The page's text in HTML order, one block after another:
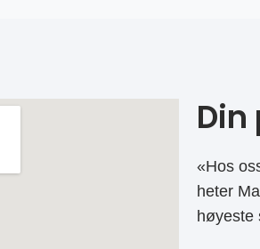
Din
«Hos
heter
høyeste